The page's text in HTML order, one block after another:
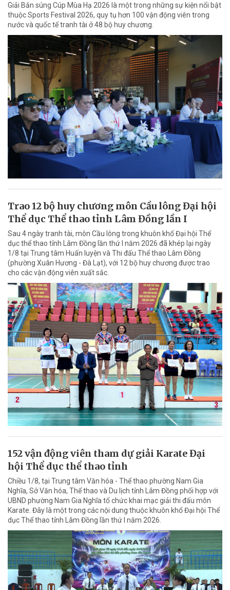
Giải Bắn súng Cúp Mùa Hạ 2026 là một trong những sự kiện nổi bật
thuộc Sports Festival 2026, quy tụ hơn 100 vận động viên trong
nước và quốc tế tranh tài ở 48 bộ huy chương.
Trao 12 bộ huy chương môn Cầu lông Đại hội
Thể dục Thể thao tỉnh Lâm Đồng lần I
Sau 4 ngày tranh tài, môn Cầu lông trong khuôn khổ Đại hội Thể
dục thể thao tỉnh Lâm Đồng lần thứ I năm 2026 đã khép lại ngày
1/8 tại Trung tâm Huấn luyện và Thi đấu Thể thao Lâm Đồng
(phường Xuân Hương - Đà Lạt), với 12 bộ huy chương được trao
cho các vận động viên xuất sắc.
152 vận động viên tham dự giải Karate Đại
hội Thể dục thể thao tỉnh
Chiều 1/8, tại Trung tâm Văn hóa - Thể thao phường Nam Gia
Nghĩa, Sở Văn hóa, Thể thao và Du lịch tỉnh Lâm Đồng phối hợp với
UBND phường Nam Gia Nghĩa tổ chức khai mạc giải thi đấu môn
Karate. Đây là một trong các nội dung thuộc khuôn khổ Đại hội Thể
dục Thể thao tỉnh Lâm Đồng lần thứ I năm 2026.